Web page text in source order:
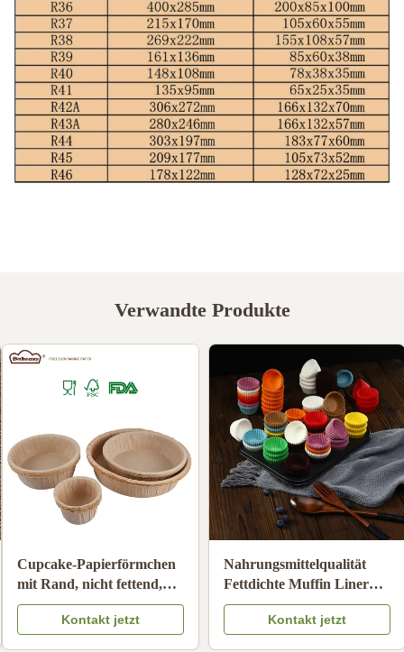
Verwandte Produkte
Lebensmittelqualität
Unbleached Hand-Drip
Kaffeefilter Ölbeständig
Kaffeesieber Papier
Kontakt jetzt
Hochtemperaturbeständige
Backpapierförmchen,
antihaftbeschichtete
Einweg-Cupcake-
Kontakt jetzt